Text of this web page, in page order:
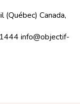
(Québec) Canada,
info@objectif-